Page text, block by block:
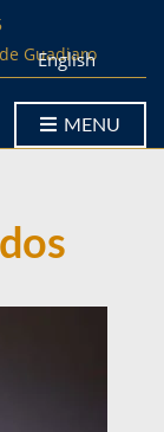
Guadiaro
English
MENU